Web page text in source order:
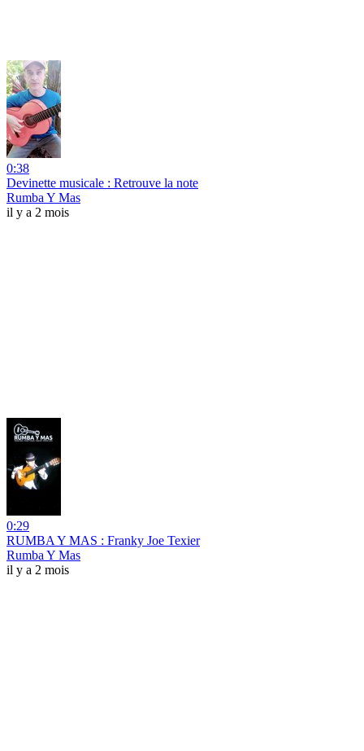
0:38
Devinette musicale : Retrouve la note
Rumba Y Mas
il y a 2 mois
0:29
RUMBA Y MAS : Franky Joe Texier
Rumba Y Mas
il y a 2 mois